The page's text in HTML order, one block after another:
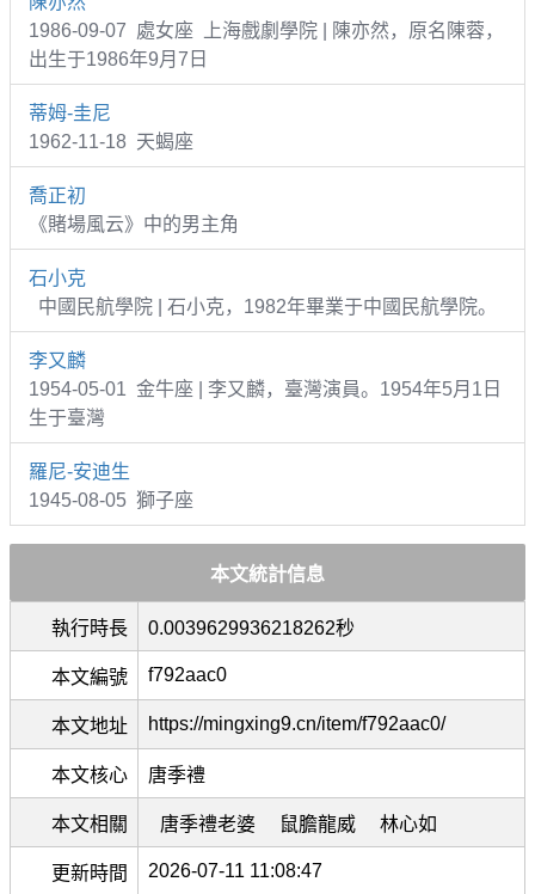
1986-09-07 處女座 上海戲劇學院 | 陳亦然，原名陳蓉，
出生于1986年9月7日
蒂姆-圭尼
1962-11-18 天蝎座
喬正初
《賭場風云》中的男主角
石小克
中國民航學院 | 石小克，1982年畢業于中國民航學院。
李又麟
1954-05-01 金牛座 | 李又麟，臺灣演員。1954年5月1日
生于臺灣
羅尼-安迪生
1945-08-05 獅子座
本文統計信息
執行時長 0.0039629936218262秒
本文編號 f792aac0
本文地址 https://mingxing9.cn/item/f792aac0/
本文核心 唐季禮
本文相關 唐季禮老婆 鼠膽龍威 林心如
更新時間 2026-07-11 11:08:47